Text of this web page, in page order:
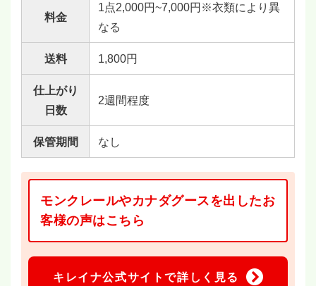
料金
1点2,000円~7,000円※衣類により異
なる
送料 1,800円
仕上がり
日数
2週間程度
保管期間 なし
モンクレールやカナダグースを出したお
客様の声はこちら
キレイナ公式サイトで詳しく見る